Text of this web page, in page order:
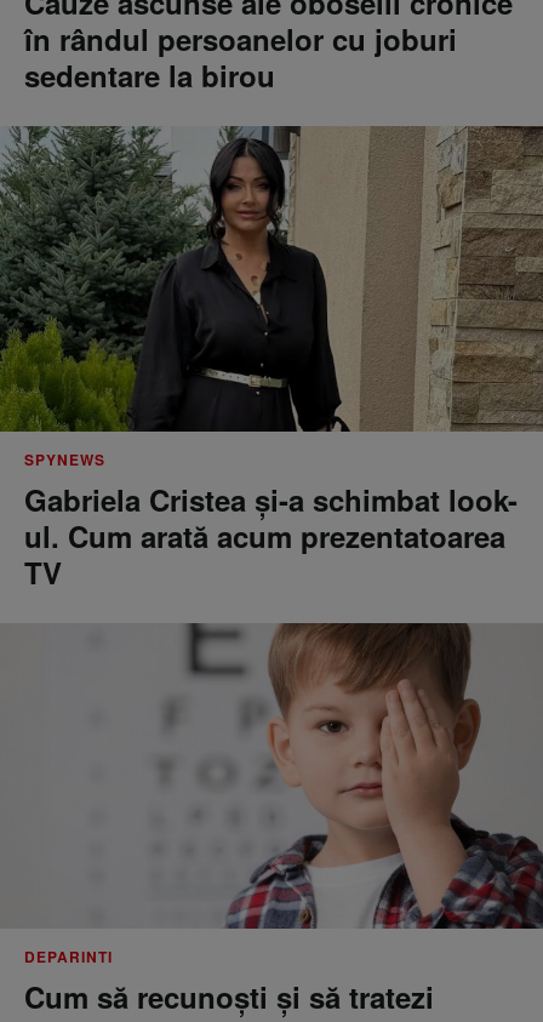
în rândul persoanelor cu joburi
sedentare la birou
SPYNEWS
Gabriela Cristea și-a schimbat look-
ul. Cum arată acum prezentatoarea
TV
DEPARINTI
Cum să recunoști și să tratezi